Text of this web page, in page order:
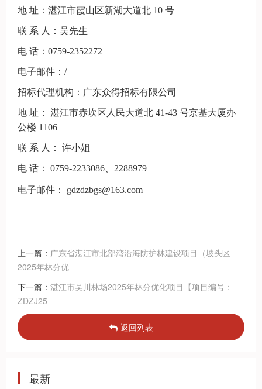
地 址： 湛江市霞山区新湖大道北 10 号
联 系 人： 吴先生
电 话： 0759-2352272
电子邮件： /
招标代理机构： 广东众得招标有限公司
地 址： 湛江市赤坎区人民大道北 41-43 号京基大厦办
公楼 1106
联 系 人： 许小姐
电 话： 0759-2233086、2288979
电子邮件： gdzdzbgs@163.com
上一篇： 广东省湛江市北部湾沿海防护林建设项目（坡头区
2025年林分优
下一篇： 湛江市吴川林场2025年林分优化项目【项目编号：
ZDZJ25
返回列表
最新